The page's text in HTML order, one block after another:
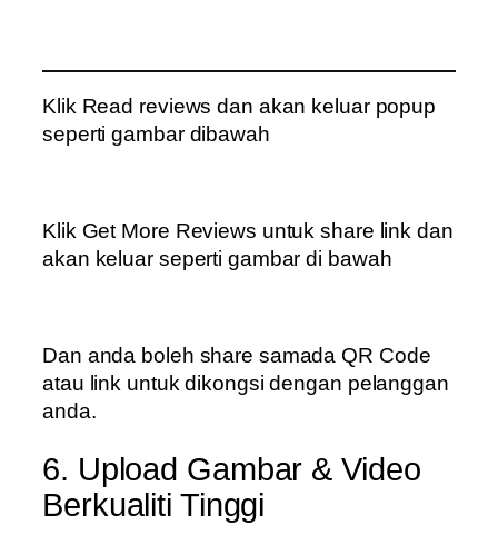
Klik Read reviews dan akan keluar popup
seperti gambar dibawah
Klik Get More Reviews untuk share link dan
akan keluar seperti gambar di bawah
Dan anda boleh share samada QR Code
atau link untuk dikongsi dengan pelanggan
anda.
6. Upload Gambar & Video
Berkualiti Tinggi